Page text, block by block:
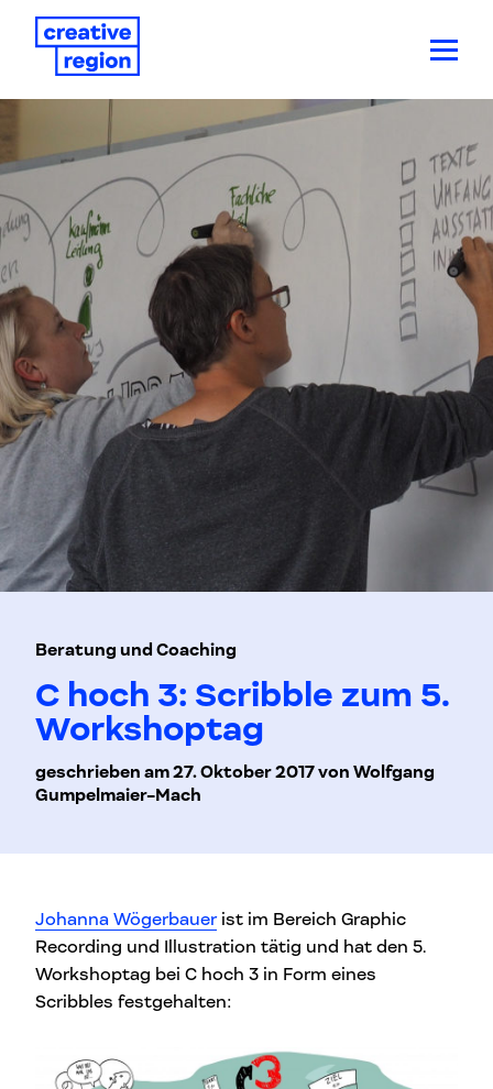
Beratung und Coaching
C hoch 3: Scribble zum 5.
Workshoptag
geschrieben am 27. Oktober 2017 von Wolfgang
Gumpelmaier-Mach
Johanna Wögerbauerist im Bereich Graphic
Recording und Illustration tätig und hat den 5.
Workshoptag bei C hoch 3 in Form eines
Scribbles festgehalten: